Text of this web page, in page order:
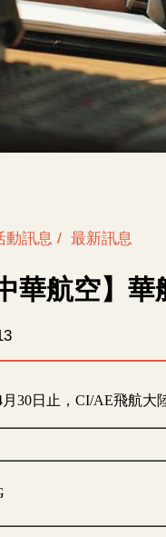
動訊息 / 最新訊息
華航空】華